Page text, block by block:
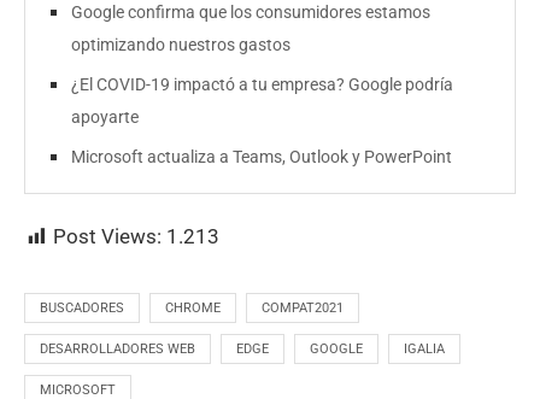
Google confirma que los consumidores estamos
optimizando nuestros gastos
¿El COVID-19 impactó a tu empresa? Google podría
apoyarte
Microsoft actualiza a Teams, Outlook y PowerPoint
Post Views: 1.213
BUSCADORES CHROME COMPAT2021
DESARROLLADORES WEB EDGE GOOGLE IGALIA
MICROSOFT